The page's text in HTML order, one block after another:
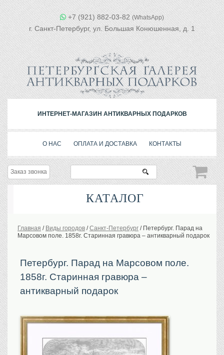
+7 (921) 882-03-82 (WhatsApp)
г. Санкт-Петербург, ул. Большая Конюшенная, д. 1
ИНТЕРНЕТ-МАГАЗИН АНТИКВАРНЫХ ПОДАРКОВ
О НАС ОПЛАТА И ДОСТАВКА КОНТАКТЫ
Заказ звонка
КАТАЛОГ
История Российской империи. Обычаи
Предметы VIP
Портреты царской семьи
Старинные планы городов
Санкт-Петербург
Российская империя
Прочие
Главная / Виды городов /Санкт-Петербург / Петербург. Парад на
Марсовом поле. 1858г. Старинная гравюра – антикварный подарок
Петербург. Парад на Марсовом поле.
1858г. Старинная гравюра –
антикварный подарок